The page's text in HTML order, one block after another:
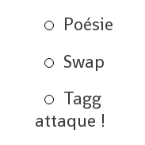
Poésie
Swap
Tagg
attaque !